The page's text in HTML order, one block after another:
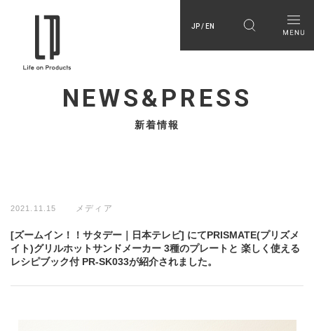
JP / EN
NEWS&PRESS
新着情報
2021.11.15 メディア
[ズームイン！！サタデー｜日本テレビ] にてPRISMATE(プリズメ
イト)グリルホットサンドメーカー 3種のプレートと 楽しく使える
レシピブック付 PR-SK033が紹介されました。